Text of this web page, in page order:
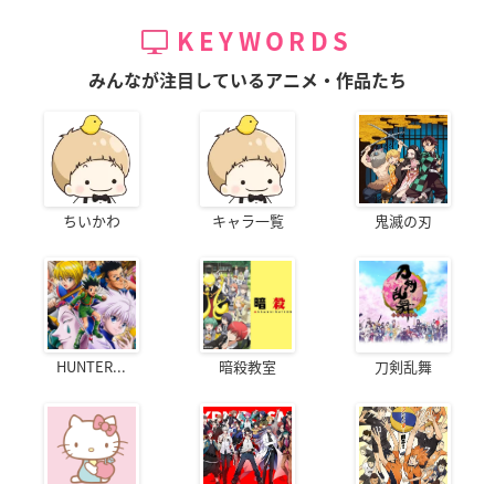
KEYWORDS
みんなが注目しているアニメ・作品たち
ちいかわ キャラ一覧 鬼滅の刃
HUNTER... 暗殺教室 刀剣乱舞